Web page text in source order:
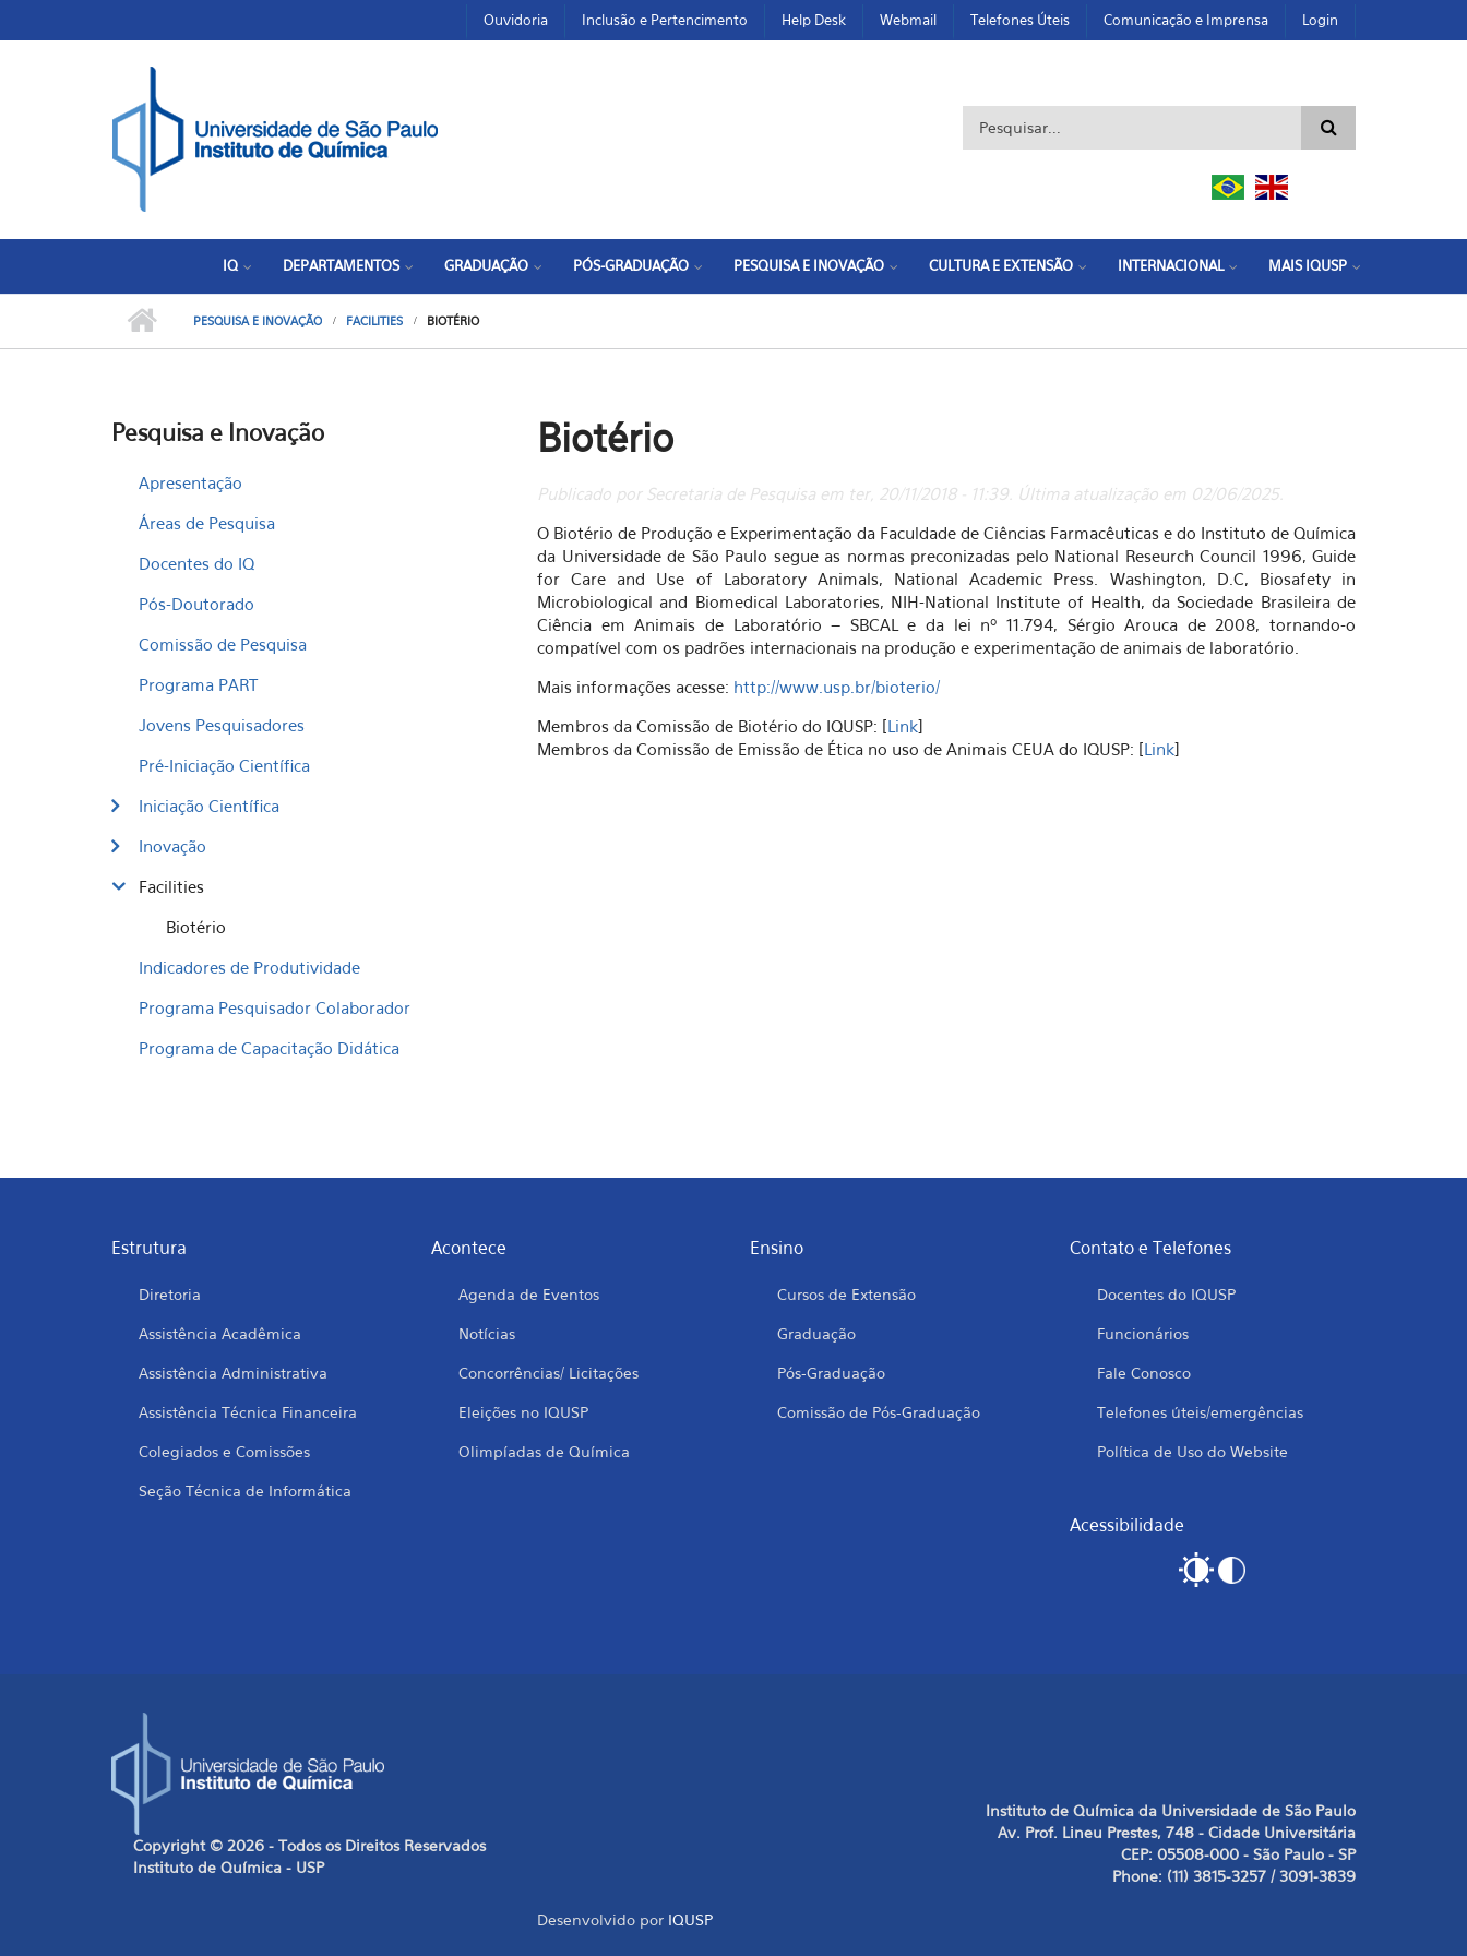
Ouvidoria Inclusão e Pertencimento Help Desk Webmail Telefones Úteis Comunicação e Imprensa Login
Formulário de busca
IQ DEPARTAMENTOS GRADUAÇÃO PÓS-GRADUAÇÃO PESQUISA E INOVAÇÃO CULTURA E EXTENSÃO INTERNACIONAL MAIS IQUSP
PESQUISA E INOVAÇÃO FACILITIES BIOTÉRIO
Pesquisa e Inovação
Apresentação
Áreas de Pesquisa
Docentes do IQ
Pós-Doutorado
Comissão de Pesquisa
Programa PART
Jovens Pesquisadores
Pré-Iniciação Científica
Iniciação Científica
Inovação
Facilities
Biotério
Indicadores de Produtividade
Programa Pesquisador Colaborador
Programa de Capacitação Didática
Biotério
Publicado por Secretaria de Pesquisa em ter, 20/11/2018 - 11:39. Última atualização em 02/06/2025.
O Biotério de Produção e Experimentação da Faculdade de Ciências Farmacêuticas e do Instituto de Química
da Universidade de São Paulo segue as normas preconizadas pelo National Reseurch Council 1996, Guide
for Care and Use of Laboratory Animals, National Academic Press. Washington, D.C, Biosafety in
Microbiological and Biomedical Laboratories, NIH-National Institute of Health, da Sociedade Brasileira de
Ciência em Animais de Laboratório – SBCAL e da lei nº 11.794, Sérgio Arouca de 2008, tornando-o
compatível com os padrões internacionais na produção e experimentação de animais de laboratório.
Mais informações acesse: http://www.usp.br/bioterio/
Membros da Comissão de Biotério do IQUSP: [Link]
Membros da Comissão de Emissão de Ética no uso de Animais CEUA do IQUSP: [Link]
Estrutura
Diretoria
Assistência Acadêmica
Assistência Administrativa
Assistência Técnica Financeira
Colegiados e Comissões
Seção Técnica de Informática
Acontece
Agenda de Eventos
Notícias
Concorrências/ Licitações
Eleições no IQUSP
Olimpíadas de Química
Ensino
Cursos de Extensão
Graduação
Pós-Graduação
Comissão de Pós-Graduação
Contato e Telefones
Docentes do IQUSP
Funcionários
Fale Conosco
Telefones úteis/emergências
Política de Uso do Website
Acessibilidade
Copyright © 2026 - Todos os Direitos Reservados
Instituto de Química - USP
Instituto de Química da Universidade de São Paulo
Av. Prof. Lineu Prestes, 748 - Cidade Universitária
CEP: 05508-000 - São Paulo - SP
Phone: (11) 3815-3257 / 3091-3839
Desenvolvido por IQUSP